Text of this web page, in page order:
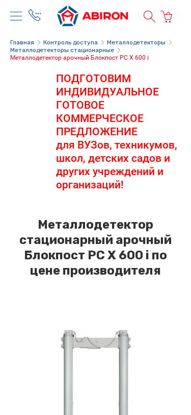
Главная Контроль доступа
Металлодетекторы
Металлодетекторы стационарные
Металлодетектор арочный Блокпост РС Х 600 i
ПОДГОТОВИМ
ИНДИВИДУАЛЬНОЕ
ГОТОВОЕ
КОММЕРЧЕСКОЕ
ПРЕДЛОЖЕНИЕ
для ВУЗов, техникумов,
школ, детских садов и
других учреждений и
организаций!
Металлодетектор
стационарный арочный
Блокпост РС Х 600 i по
цене производителя